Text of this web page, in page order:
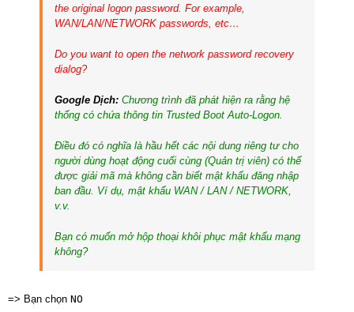
the original logon password. For example,
WAN/LAN/NETWORK passwords, etc…
Do you want to open the network password recovery
dialog?
Google Dịch: Chương trình đã phát hiện ra rằng hệ
thống có chứa thông tin Trusted Boot Auto-Logon.
Điều đó có nghĩa là hầu hết các nội dung riêng tư cho
người dùng hoạt động cuối cùng (Quản trị viên) có thể
được giải mã mà không cần biết mật khẩu đăng nhập
ban đầu. Ví dụ, mật khẩu WAN / LAN / NETWORK,
v.v.
Bạn có muốn mở hộp thoại khôi phục mật khẩu mạng
không?
=> Bạn chọn NO